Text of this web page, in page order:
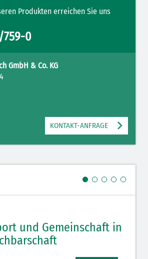
Produkten erreichen Sie uns
759-0
GmbH & Co. KG
KONTAKT-ANFRAGE
und Gemeinschaft in